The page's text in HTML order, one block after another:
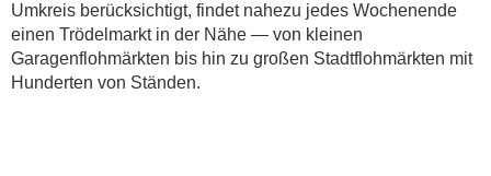
Umkreis berücksichtigt, findet nahezu jedes Wochenende
einen Trödelmarkt in der Nähe — von kleinen
Garagenflohmärkten bis hin zu großen Stadtflohmärkten mit
Hunderten von Ständen.